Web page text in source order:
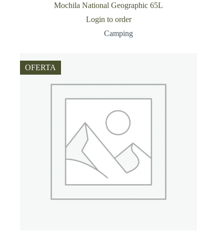
Mochila National Geographic 65L
Login to order
Camping
OFERTA